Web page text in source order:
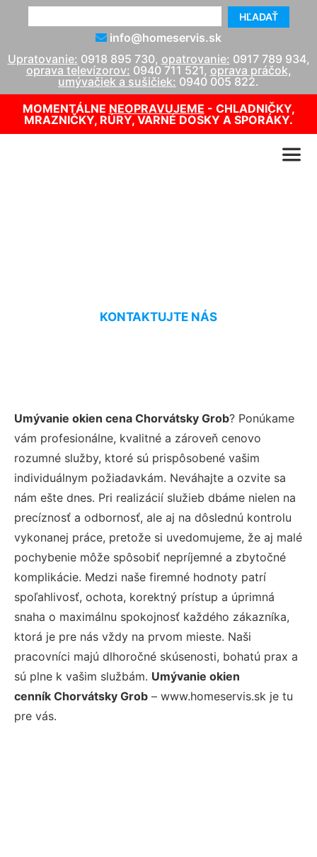
HĽADAŤ
info@homeservis.sk
Upratovanie: 0918 895 730, opatrovanie: 0917 789 934,
oprava televízorov: 0940 711 521, oprava práčok,
umývačiek a sušičiek: 0940 005 822.
MOMENTÁLNE NEOPRAVUJEME - CHLADNIČKY,
MRAZNIČKY, RÚRY, VARNÉ DOSKY A SPORÁKY.
KONTAKTUJTE NÁS
Umývanie okien cena Chorvátsky Grob? Ponúkame
vám profesionálne, kvalitné a zároveň cenovo
rozumné služby, ktoré sú prispôsobené vašim
individuálnym požiadavkám. Neváhajte a ozvite sa
nám ešte dnes. Pri realizácií služieb dbáme nielen na
precíznosť a odbornosť, ale aj na dôslednú kontrolu
vykonanej práce, pretože si uvedomujeme, že aj malé
pochybenie môže spôsobiť nepríjemné a zbytočné
komplikácie. Medzi naše firemné hodnoty patrí
spoľahlivosť, ochota, korektný prístup a úprimná
snaha o maximálnu spokojnosť každého zákazníka,
ktorá je pre nás vždy na prvom mieste. Naši
pracovníci majú dlhoročné skúsenosti, bohatú prax a
sú plne k vašim službám. Umývanie okien
cenník Chorvátsky Grob – www.homeservis.sk je tu
pre vás.